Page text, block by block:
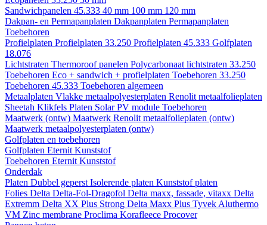
Sandwichpanelen 45.333 40 mm 100 mm 120 mm
Dakpan- en Permapanplaten Dakpanplaten Permapanplaten
Toebehoren
Profielplaten Profielplaten 33.250 Profielplaten 45.333 Golfplaten
18.076
Lichtstraten Thermoroof panelen Polycarbonaat lichtstraten 33.250
Toebehoren Eco + sandwich + profielplaten Toebehoren 33.250
Toebehoren 45.333 Toebehoren algemeen
Metaalplaten Vlakke metaalpolyesterplaten Renolit metaalfolieplaten
Sheetah Klikfels Platen Solar PV module Toebehoren
Maatwerk (ontw) Maatwerk Renolit metaalfolieplaten (ontw)
Maatwerk metaalpolyesterplaten (ontw)
Golfplaten en toebehoren
Golfplaten Eternit Kunststof
Toebehoren Eternit Kunststof
Onderdak
Platen Dubbel geperst Isolerende platen Kunststof platen
Folies Delta Delta-Fol-Dragofol Delta maxx, fassade, vitaxx Delta
Extremm Delta XX Plus Strong Delta Maxx Plus Tyvek Aluthermo
VM Zinc membrane Proclima Korafleece Procover